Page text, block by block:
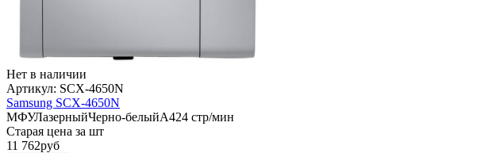
Нет в наличии
Артикул: SCX-4650N
Samsung SCX-4650N
МФУЛазерныйЧерно-белыйA424 стр/мин
Старая цена за шт
11 762руб